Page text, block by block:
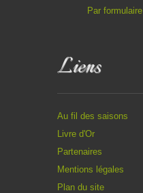
Par formulaire
Liens
Au fil des saisons
Livre d'Or
Partenaires
Mentions légales
Plan du site